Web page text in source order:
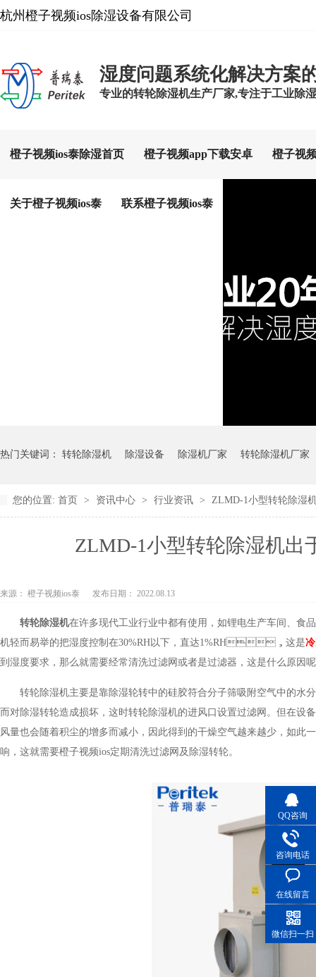
杭州橙子视频ios除湿设备有限公司
湿度问题系统化解决方案
专业的转轮除湿机生产厂家,专注于工业除湿设
橙子视频ios泰除湿首页 橙子视频app下载安卓 橙子视
关于橙子视频ios泰 联系橙子视频ios泰
热门关键词： 转轮除湿机 除湿设备 除湿机厂家 转轮除湿机厂家
您的位置: 首页 > 资讯中心 > 行业资讯 > ZLMD-1小型转轮除湿机
ZLMD-1小型转轮除湿机出
来源： 橙子视频ios泰 发布日期： 2022.08.13
转轮除湿机在许多现代工业行业中都有使用，如锂电生产车间、食品
机轻而易举的把湿度控制在30%RH以下，直达1%RH，这是
到湿度要求，那么就需要经常清洗过滤网或者是过滤器，这是什么原因呢
转轮除湿机主要是靠除湿轮转中的硅胶符合分子筛吸附空气中的水分
而对除湿转轮造成损坏，这时转轮除湿机的进风口设置过滤网。但在设备
风量也会随着积尘的增多而减小，因此得到的干燥空气越来越少，如
响，这就需要橙子视频ios定期清洗过滤网及除湿转轮。
QQ咨询
咨询电话
在线留言
微信扫一扫